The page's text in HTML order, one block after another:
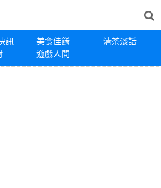
訊 美食佳餚
清茶淡話
遊戲人間